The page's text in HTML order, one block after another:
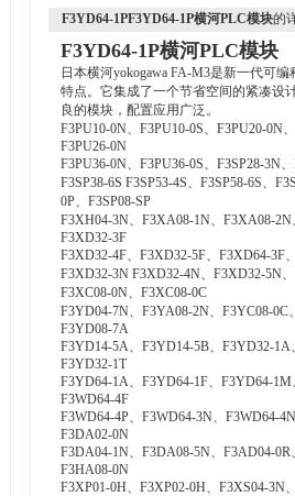
F3YD64-1PF3YD64-1P横河PLC模块的
F3YD64-1P横河PLC模块
日本横河yokogawaFA-M3是新一代可编
特点。 它集成了一个节省空间的紧凑设
良的模块， 配置应用广泛 。
F3PU10-0N、F3PU10-0S、F3PU20-0N
F3PU26-0N
F3PU36-0N、F3PU36-0S、F3SP28-3N
F3SP38-6S F3SP53-4S、F3SP58-6S、
0P、F3SP08-SP
F3XH04-3N、F3XA08-1N、F3XA08-
F3XD32-3F
F3XD32-4F、F3XD32-5F、F3XD64-3F
F3XD32-3N F3XD32-4N、F3XD32-5N
F3XC08-0N、F3XC08-0C
F3YD04-7N、F3YA08-2N、F3YC08-
F3YD08-7A
F3YD14-5A、F3YD14-5B、F3YD32-
F3YD32-1T
F3YD64-1A、F3YD64-1F、F3YD64-
F3WD64-4F
F3WD64-4P、F3WD64-3N、F3WD64-
F3DA02-0N
F3DA04-1N、F3DA08-5N、F3AD04-
F3HA08-0N
F3XP01-0H、F3XP02-0H、F3XS04-3N